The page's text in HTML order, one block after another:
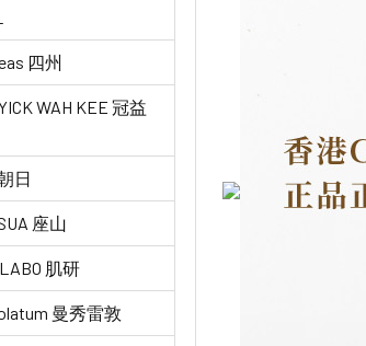
四州
WAH KEE 冠益
日
座山
肌研
曼秀雷敦